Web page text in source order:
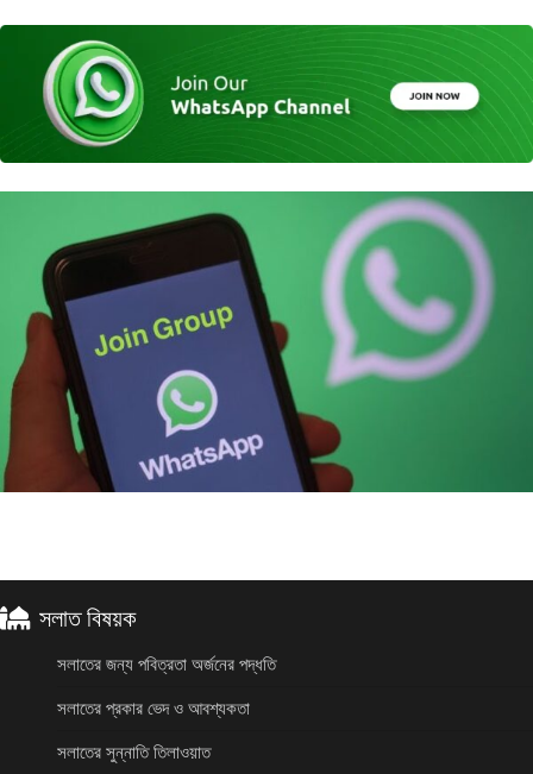
সলাত বিষয়ক
সলাতের জন্য পবিত্রতা অর্জনের পদ্ধতি
সলাতের প্রকার ভেদ ও আবশ্যকতা
সলাতের সুন্নাতি তিলাওয়াত